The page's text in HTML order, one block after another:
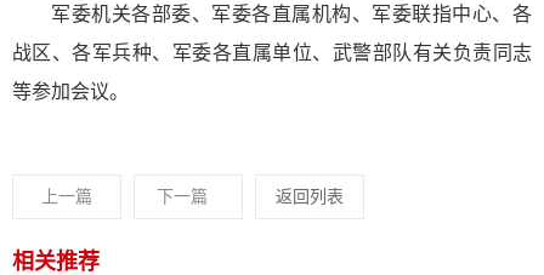
军委机关各部委、军委各直属机构、军委联指中心、各
战区、各军兵种、军委各直属单位、武警部队有关负责同志
等参加会议。
上一篇 下一篇 返回列表
相关推荐